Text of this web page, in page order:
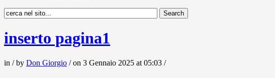
inserto pagina1
in / by Don Giorgio / on 3 Gennaio 2025 at 05:03 /